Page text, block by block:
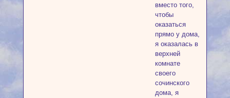
вместо того,
чтобы
оказаться
прямо у дома,
я оказалась в
верхней
комнате
своего
сочинского
дома, я